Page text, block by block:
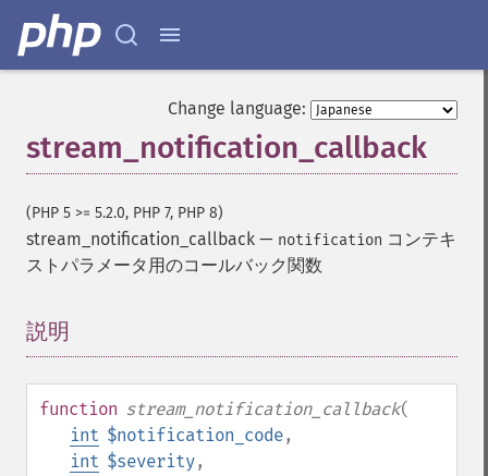
Change language:
stream_notification_callback
(PHP 5 >= 5.2.0, PHP 7, PHP 8)
stream_notification_callback — notification コンテキ
ストパラメータ用のコールバック関数
説明
function stream_notification_callback(
int $notification_code,
int $severity,